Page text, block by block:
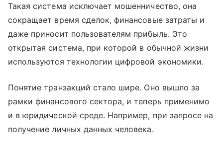
Такая система исключает мошенничество, она
сокращает время сделок, финансовые затраты и
даже приносит пользователям прибыль. Это
открытая система, при которой в обычной жизни
используются технологии цифровой экономики.
Понятие транзакций стало шире. Оно вышло за
рамки финансового сектора, и теперь применимо
и в юридической среде. Например, при запросе на
получение личных данных человека.